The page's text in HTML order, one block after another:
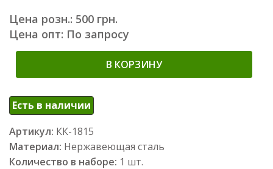
Цена розн.: 500 грн.
Цена опт: По запросу
В КОРЗИНУ
Есть в наличии
Артикул: КК-1815
Материал: Нержавеющая сталь
Количество в наборе: 1 шт.